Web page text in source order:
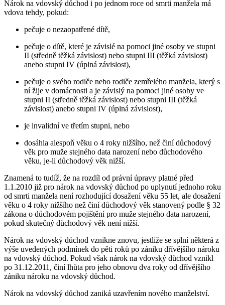
Nárok na vdovský důchod i po jednom roce od smrti manžela má
vdova tehdy, pokud:
pečuje o nezaopatřené dítě,
pečuje o dítě, které je závislé na pomoci jiné osoby ve stupni
II (středně těžká závislost) nebo stupni III (těžká závislost)
anebo stupni IV (úplná závislost),
pečuje o svého rodiče nebo rodiče zemřelého manžela, který s
ní žije v domácnosti a je závislý na pomoci jiné osoby ve
stupni II (středně těžká závislost) nebo stupni III (těžká
závislost) anebo stupni IV (úplná závislost),
je invalidní ve třetím stupni, nebo
dosáhla alespoň věku o 4 roky nižšího, než činí důchodový
věk pro muže stejného data narození nebo důchodového
věku, je-li důchodový věk nižší.
Znamená to tudíž, že na rozdíl od právní úpravy platné před
1.1.2010 již pro nárok na vdovský důchod po uplynutí jednoho roku
od smrti manžela není rozhodující dosažení věku 55 let, ale dosažení
věku o 4 roky nižšího než činí důchodový věk stanovený podle § 32
zákona o důchodovém pojištění pro muže stejného data narození,
pokud skutečný důchodový věk není nižší.
Nárok na vdovský důchod vznikne znovu, jestliže se splní některá z
výše uvedených podmínek do pěti roků po zániku dřívějšího nároku
na vdovský důchod. Pokud však nárok na vdovský důchod vznikl
po 31.12.2011, činí lhůta pro jeho obnovu dva roky od dřívějšího
zániku nároku na vdovský důchod.
Nárok na vdovský důchod zaniká uzavřením nového manželství.